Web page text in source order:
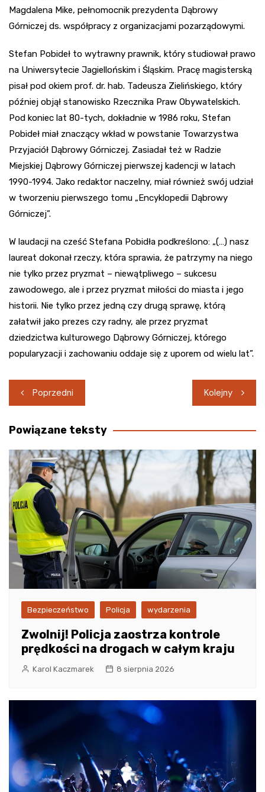
Magdalena Mike, pełnomocnik prezydenta Dąbrowy
Górniczej ds. współpracy z organizacjami pozarządowymi.
Stefan Pobideł to wytrawny prawnik, który studiował prawo
na Uniwersytecie Jagiellońskim i Śląskim. Pracę magisterską
pisał pod okiem prof. dr. hab. Tadeusza Zielińskiego, który
później objął stanowisko Rzecznika Praw Obywatelskich.
Pod koniec lat 80-tych, dokładnie w 1986 roku, Stefan
Pobideł miał znaczący wkład w powstanie Towarzystwa
Przyjaciół Dąbrowy Górniczej. Zasiadał też w Radzie
Miejskiej Dąbrowy Górniczej pierwszej kadencji w latach
1990-1994. Jako redaktor naczelny, miał również swój udział
w tworzeniu pierwszego tomu „Encyklopedii Dąbrowy
Górniczej”.
W laudacji na cześć Stefana Pobidła podkreślono: „(…) nasz
laureat dokonał rzeczy, która sprawia, że patrzymy na niego
nie tylko przez pryzmat – niewątpliwego – sukcesu
zawodowego, ale i przez pryzmat miłości do miasta i jego
historii. Nie tylko przez jedną czy drugą sprawę, którą
załatwił jako prezes czy radny, ale przez pryzmat
dziedzictwa kulturowego Dąbrowy Górniczej, którego
popularyzacji i zachowaniu oddaje się z uporem od wielu lat”.
Nawigacja
wpisu
Poprzedni Kolejny
Powiązane teksty
Bezpieczeństwo Policja wydarzenia
Zwolnij! Policja zaostrza kontrole
prędkości na drogach w całym kraju
Karol Kaczmarek 8 sierpnia 2026